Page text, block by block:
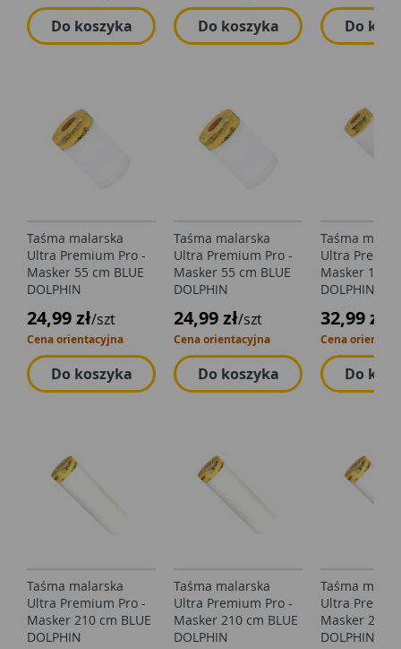
Do koszyka Do koszyka Do
Taśma malarska
Ultra Premium Pro -
Masker 55 cm BLUE
DOLPHIN
24,99 zł/szt
Cena orientacyjna
Do koszyka
Taśma malarska
Ultra Premium Pro -
Masker 55 cm BLUE
DOLPHIN
24,99 zł/szt
Cena orientacyjna
Do koszyka
Taśma
Ultra
Masker 110
DOLPHIN
32,99 zł
Cena
Do
Taśma malarska
Ultra Premium Pro -
Masker 210 cm BLUE
DOLPHIN
Taśma malarska
Ultra Premium Pro -
Masker 210 cm BLUE
DOLPHIN
Taśma
Ultra
Masker 210
DOLPHIN